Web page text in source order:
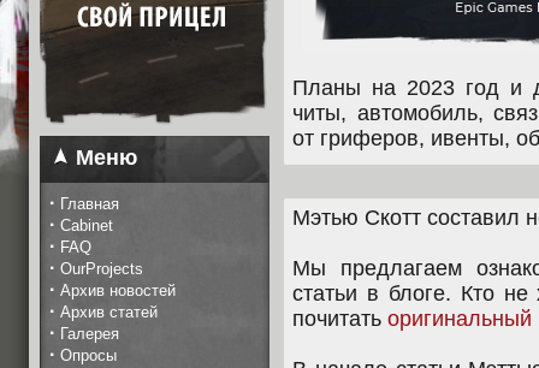
Меню
· Главная
· Cabinet
· FAQ
· OurProjects
· Архив новостей
· Архив статей
· Галерея
· Опросы
Планы на 2023 год и
читы, автомобиль,
от гриферов, ивенты,
Мэтью Скотт составил
Мы предлагаем
статьи в блоге. Кто не
почитать оригинальный